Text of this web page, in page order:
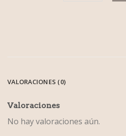
VALORACIONES (0)
Valoraciones
No hay valoraciones aún.